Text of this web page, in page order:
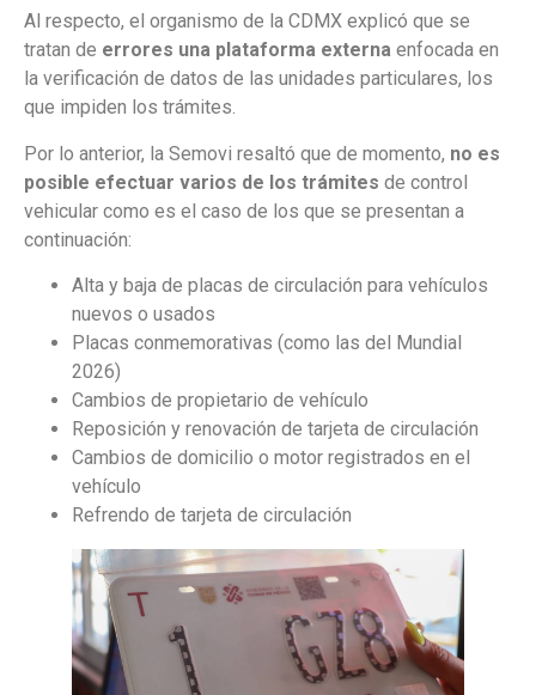
Al respecto, el organismo de la CDMX explicó que se
tratan de errores una plataforma externa enfocada en
la verificación de datos de las unidades particulares, los
que impiden los trámites.
Por lo anterior, la Semovi resaltó que de momento, no es
posible efectuar varios de los trámites de control
vehicular como es el caso de los que se presentan a
continuación:
Alta y baja de placas de circulación para vehículos
nuevos o usados
Placas conmemorativas (como las del Mundial
2026)
Cambios de propietario de vehículo
Reposición y renovación de tarjeta de circulación
Cambios de domicilio o motor registrados en el
vehículo
Refrendo de tarjeta de circulación